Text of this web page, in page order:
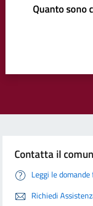
Quanto sono
Contatta il
Leggi le
Richiedi